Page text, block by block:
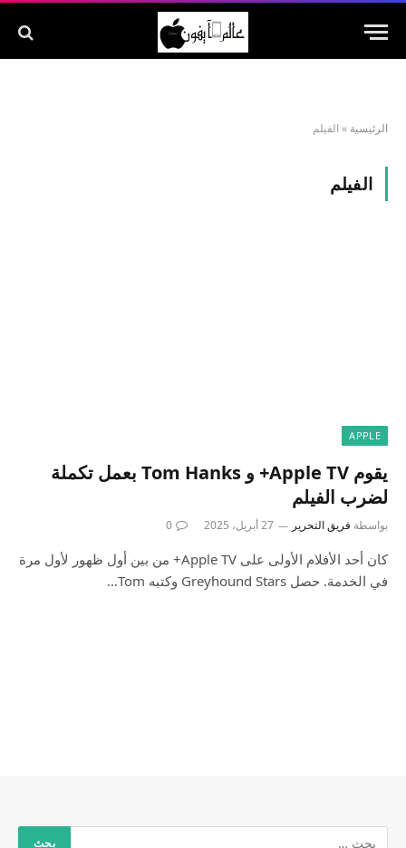
الرئيسية » الفيلم
الفيلم
APPLE
يقوم Apple TV+ و Tom Hanks بعمل تكملة
لضرب الفيلم
بواسطة فريق التحرير 27 أبريل، 2025 0
كان أحد الأفلام الأولى على Apple TV+ من بين أول ظهور لأول مرة
في الخدمة. حصل Greyhound Stars وكتبه Tom…